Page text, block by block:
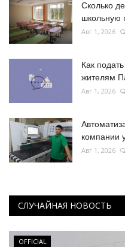
Сколько
школьную
Авг 1, 2026
Как
жителям
Авг 1, 2026
компании
Авг 1, 2026
СЛУЧАЙНАЯ НОВОСТЬ
OFFICIAL